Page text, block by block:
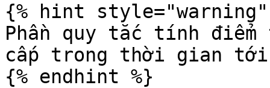
{% hint style="warning"
Phần quy tắc tính điểm
cấp trong thời gian tới
{% endhint %}